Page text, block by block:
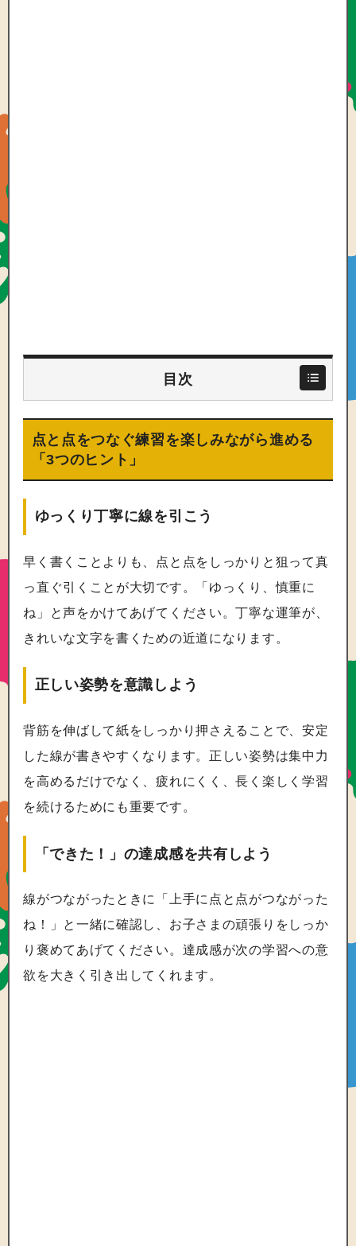
目次
点と点をつなぐ練習を楽しみながら進める
「3つのヒント」
ゆっくり丁寧に線を引こう
早く書くことよりも、点と点をしっかりと狙って真
っ直ぐ引くことが大切です。「ゆっくり、慎重に
ね」と声をかけてあげてください。丁寧な運筆が、
きれいな文字を書くための近道になります。
正しい姿勢を意識しよう
背筋を伸ばして紙をしっかり押さえることで、安定
した線が書きやすくなります。正しい姿勢は集中力
を高めるだけでなく、疲れにくく、長く楽しく学習
を続けるためにも重要です。
「できた！」の達成感を共有しよう
線がつながったときに「上手に点と点がつながった
ね！」と一緒に確認し、お子さまの頑張りをしっか
り褒めてあげてください。達成感が次の学習への意
欲を大きく引き出してくれます。